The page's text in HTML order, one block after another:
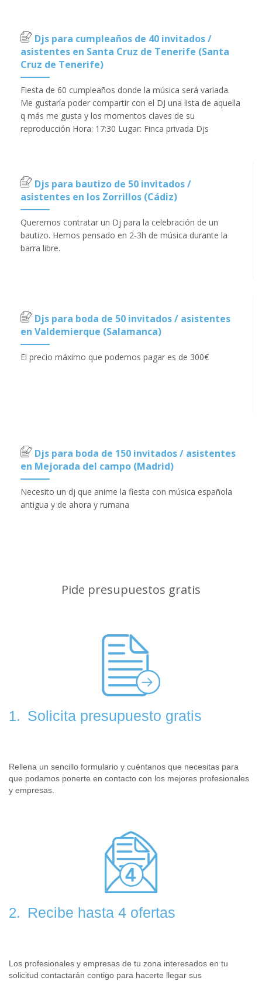
Djs para cumpleaños de 40 invitados /
asistentes en Santa Cruz de Tenerife (Santa
Cruz de Tenerife)
Fiesta de 60 cumpleaños donde la música será variada.
Me gustaría poder compartir con el DJ una lista de aquella
q más me gusta y los momentos claves de su
reproducción Hora: 17:30 Lugar: Finca privada Djs
Djs para bautizo de 50 invitados /
asistentes en los Zorrillos (Cádiz)
Queremos contratar un Dj para la celebración de un
bautizo. Hemos pensado en 2-3h de música durante la
barra libre.
Djs para boda de 50 invitados / asistentes
en Valdemierque (Salamanca)
El precio máximo que podemos pagar es de 300€
Djs para boda de 150 invitados / asistentes
en Mejorada del campo (Madrid)
Necesito un dj que anime la fiesta con música española
antigua y de ahora y rumana
Pide presupuestos gratis
1. Solicita presupuesto gratis
Rellena un sencillo formulario y cuéntanos que necesitas para
que podamos ponerte en contacto con los mejores profesionales
y empresas.
2. Recibe hasta 4 ofertas
Los profesionales y empresas de tu zona interesados en tu
solicitud contactarán contigo para hacerte llegar sus